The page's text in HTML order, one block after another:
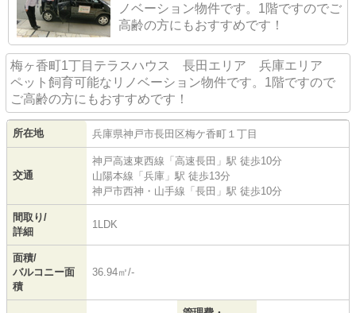
ノベーション物件です。1階ですのでご
高齢の方にもおすすめです！
梅ヶ香町1丁目テラスハウス 長田エリア 兵庫エリア
ペット飼育可能なリノベーション物件です。1階ですので
ご高齢の方にもおすすめです！
所在地 兵庫県神戸市長田区梅ケ香町 １丁目
交通
神戸高速東西線 「 高速長田 」駅 徒歩10分
山陽本線 「 兵庫 」駅 徒歩13分
神戸市西神・山手線 「 長田 」駅 徒歩10分
間取り/
詳細
1LDK
面積/
バルコニー面
積
36.94㎡/-